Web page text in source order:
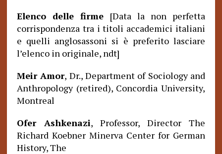
Elenco delle firme [Data la non perfetta
corrispondenza tra i titoli accademici italiani
e quelli anglosassoni si è preferito lasciare
l’elenco in originale, ndt]
Meir Amor, Dr., Department of Sociology and
Anthropology (retired), Concordia University,
Montreal
Ofer Ashkenazi, Professor, Director The
Richard Koebner Minerva Center for German
History, The